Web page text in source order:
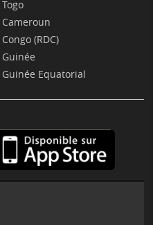
Togo
Cameroun
Congo (RDC)
Guinée
Guinée Equatorial